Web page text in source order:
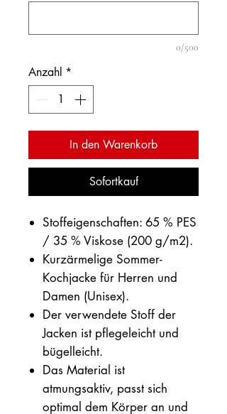
0/500
Anzahl *
In den Warenkorb
Sofortkauf
Stoffeigenschaften: 65 % PES
/ 35 % Viskose (200 g/m2).
Kurzärmelige Sommer-
Kochjacke für Herren und
Damen (Unisex).
Der verwendete Stoff der
Jacken ist pflegeleicht und
bügelleicht.
Das Material ist
atmungsaktiv, passt sich
optimal dem Körper an und